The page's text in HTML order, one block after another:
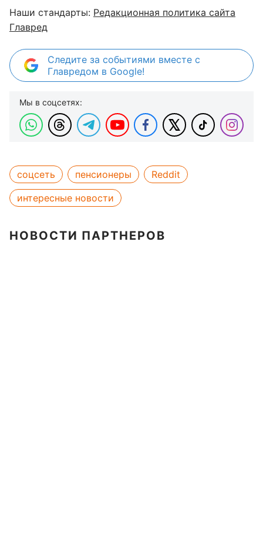
Наши стандарты: Редакционная политика сайта
Главред
Следите за событиями вместе с
Главредом в Google!
Мы в соцсетях:
соцсеть пенсионеры
Reddit
интересные новости
НОВОСТИ ПАРТНЕРОВ